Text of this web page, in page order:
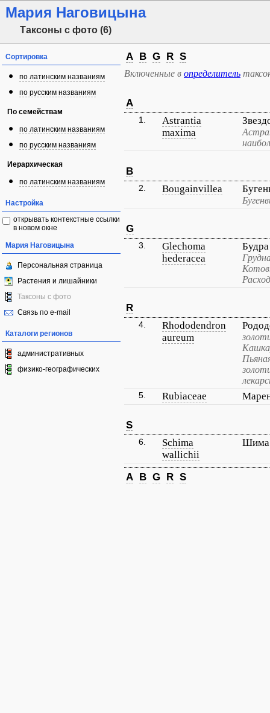
Мария Наговицына
Таксоны с фото (6)
Сортировка
по латинским названиям
по русским названиям
По семействам
по латинским названиям
по русским названиям
Иерархическая
по латинским названиям
Настройка
открывать контекстные ссылки
в новом окне
Мария Наговицына
Персональная страница
Растения и лишайники
Таксоны с фото
Связь по e-mail
Каталоги регионов
административных
физико-географических
A B G R S
Включенные в определитель
A
1.
Astrantia
maxima
B
2. Bougainvillea
G
3.
Glechoma
hederacea
R
4.
Rhododendron
aureum
5. Rubiaceae
S
6.
Schima
wallichii
Шима
A B G R S